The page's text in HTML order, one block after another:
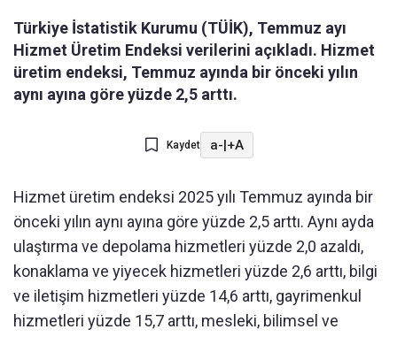
Türkiye İstatistik Kurumu (TÜİK), Temmuz ayı
Hizmet Üretim Endeksi verilerini açıkladı. Hizmet
üretim endeksi, Temmuz ayında bir önceki yılın
aynı ayına göre yüzde 2,5 arttı.
Kaydet a-|+A
Hizmet üretim endeksi 2025 yılı Temmuz ayında bir
önceki yılın aynı ayına göre yüzde 2,5 arttı. Aynı ayda
ulaştırma ve depolama hizmetleri yüzde 2,0 azaldı,
konaklama ve yiyecek hizmetleri yüzde 2,6 arttı, bilgi
ve iletişim hizmetleri yüzde 14,6 arttı, gayrimenkul
hizmetleri yüzde 15,7 arttı, mesleki, bilimsel ve